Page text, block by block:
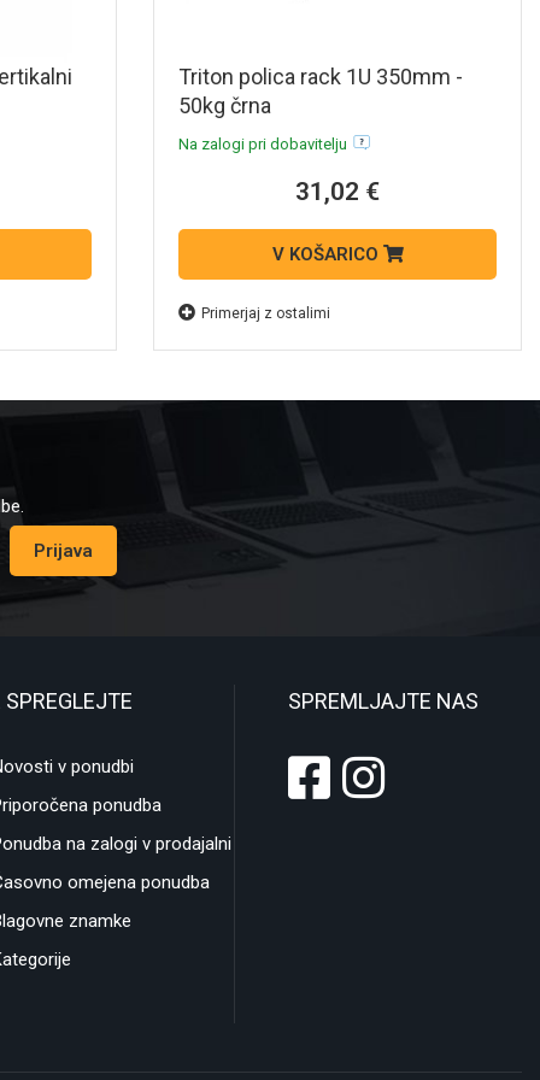
Triton polica rack 1U 350mm -
50kg črna
Na zalogi pri dobavitelju
31,02 €
V KOŠARICO
Primerjaj z ostalimi
Prijava
SPREGLEJTE
v ponudbi
ponudba
na zalogi v prodajalni
omejena ponudba
znamke
SPREMLJAJTE NAS